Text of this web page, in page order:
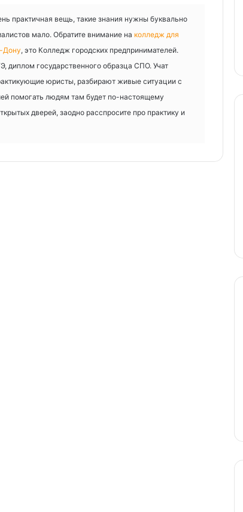
практичная вещь, такие знания нужны буквально
мало. Обратите внимание на колледж для
Дону, это Колледж городских предпринимателей.
диплом государственного образца СПО. Учат
юристы, разбирают живые ситуации с
помогать людям там будет по-настоящему
дверей, заодно расспросите про практику и